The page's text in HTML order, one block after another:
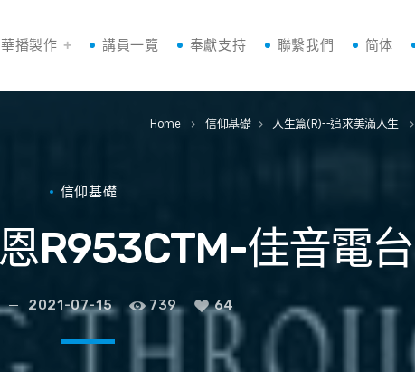
華播製作 講員一覽 奉獻支持 聯繫我們 简体
Home keyboard_arrow_right 信仰基礎 keyboard_arrow_right 人生篇(R)--追求美滿人生 keyboard_arrow_right
信仰基礎
R953CTM-佳音電台
2021-07-15 739 64